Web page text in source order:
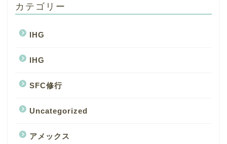
カテゴリー
IHG
IHG
SFC修行
Uncategorized
アメックス